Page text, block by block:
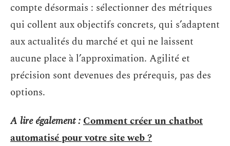
compte désormais : sélectionner des métriques
qui collent aux objectifs concrets, qui s’adaptent
aux actualités du marché et qui ne laissent
aucune place à l’approximation. Agilité et
précision sont devenues des prérequis, pas des
options.
A lire également :Comment créer un chatbot
automatisé pour votre site web ?